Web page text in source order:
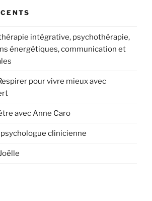
intégrative, psychothérapie,
énergétiques, communication et
pour vivre mieux avec
avec Anne Caro
clinicienne